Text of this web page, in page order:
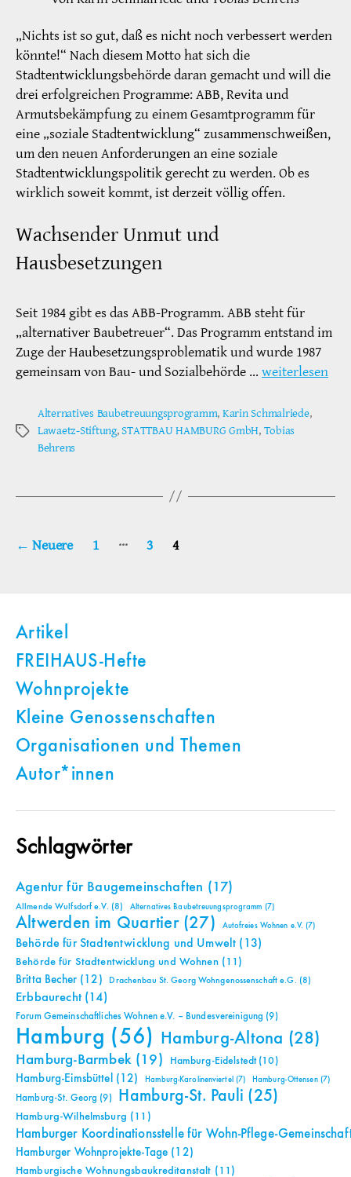
„Nichts ist so gut, daß es nicht noch verbessert werden
könnte!“ Nach diesem Motto hat sich die
Stadtentwicklungsbehörde daran gemacht und will die
drei erfolgreichen Programme: ABB, Revita und
Armutsbekämpfung zu einem Gesamtprogramm für
eine „soziale Stadtentwicklung“ zusammenschweißen,
um den neuen Anforderungen an eine soziale
Stadtentwicklungspolitik gerecht zu werden. Ob es
wirklich soweit kommt, ist derzeit völlig offen.
Wachsender Unmut und
Hausbesetzungen
Seit 1984 gibt es das ABB-Programm. ABB steht für
„alternativer Baubetreuer“. Das Programm entstand im
Zuge der Haubesetzungsproblematik und wurde 1987
gemeinsam von Bau- und Sozialbehörde … weiterlesen
Schlagwörter
Alternatives Baubetreuungsprogramm, Karin Schmalriede,
Lawaetz-Stiftung,STATTBAU HAMBURG GmbH, Tobias
Behrens
Seitennummerierung
← Neuere 1 … 3 4
Artikel
FREIHAUS-Hefte
Wohnprojekte
Kleine Genossenschaften
Organisationen und Themen
Autor*innen
Schlagwörter
Agentur für Baugemeinschaften (17)
Allmende Wulfsdorf e.V. (8) Alternatives Baubetreuungsprogramm (7)
Altwerden im Quartier(27) Autofreies Wohnen e.V. (7)
Behörde für Stadtentwicklung und Umwelt (13)
Behörde für Stadtentwicklung und Wohnen(11)
Britta Becher(12) Drachenbau St. Georg Wohngenossenschaft e.G. (8)
Erbbaurecht(14)
Forum Gemeinschaftliches Wohnen e.V. – Bundesvereinigung (9)
Hamburg (56) Hamburg-Altona (28)
Hamburg-Barmbek (19) Hamburg-Eidelstedt(10)
Hamburg-Eimsbüttel (12) Hamburg-Karolinenviertel (7) Hamburg-Ottensen(7)
Hamburg-St. Georg (9) Hamburg-St. Pauli (25)
Hamburg-Wilhelmsburg (11)
Hamburger Koordinationsstelle für Wohn-Pflege-
Hamburger Wohnprojekte-Tage (12)
Hamburgische Wohnungsbaukreditanstalt (11)